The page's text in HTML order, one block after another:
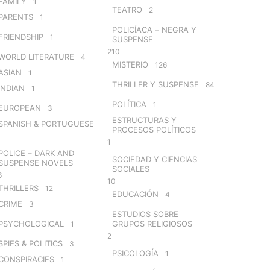
1
1
LITERATURE 4
1
1
3
& PORTUGUESE
– DARK AND
NOVELS
12
3
1
& POLITICS 3
1
TEATRO 2
POLICÍACA – NEGRA Y
SUSPENSE
210
MISTERIO 126
THRILLER Y SUSPENSE 84
POLÍTICA 1
ESTRUCTURAS Y
PROCESOS POLÍTICOS
1
SOCIEDAD Y CIENCIAS
SOCIALES
10
EDUCACIÓN 4
ESTUDIOS SOBRE
GRUPOS RELIGIOSOS
2
PSICOLOGÍA 1